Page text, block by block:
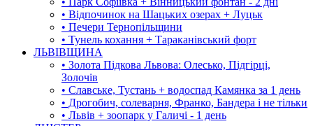
• Відпочинок на Шацьких озерах + Луцьк
• Печери Тернопільщини
• Тунель кохання + Тараканівський форт
ЛЬВІВЩИНА
• Золота Підкова Львова: Олесько, Підгірці,
Золочів
• Славське, Тустань + водоспад Камянка за 1 день
• Дрогобич, солеварня, Франко, Бандера і не тільки
• Львів + зоопарк у Галичі - 1 день